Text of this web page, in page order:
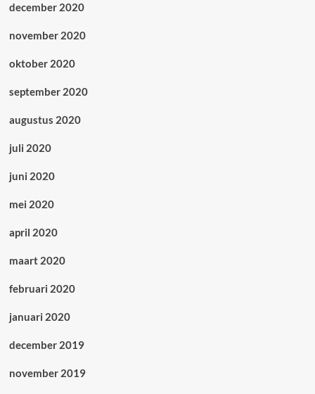
december 2020
november 2020
oktober 2020
september 2020
augustus 2020
juli 2020
juni 2020
mei 2020
april 2020
maart 2020
februari 2020
januari 2020
december 2019
november 2019